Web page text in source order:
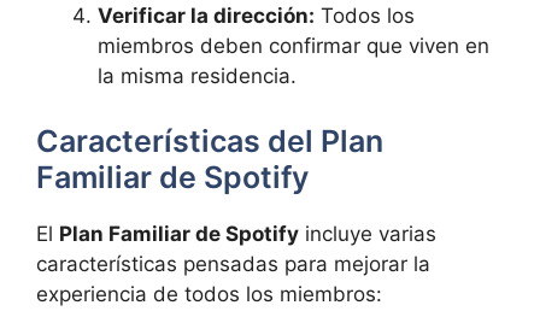
Verificar la dirección: Todos los
miembros deben confirmar que viven en
la misma residencia.
Características del Plan
Familiar de Spotify
El Plan Familiar de Spotify incluye varias
características pensadas para mejorar la
experiencia de todos los miembros: